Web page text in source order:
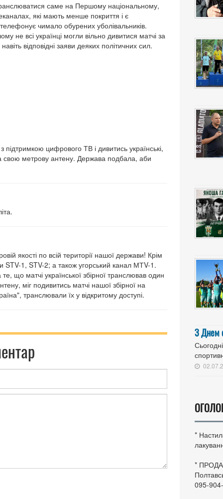
саме на Першому національному,
які мають менше покриття і є
чимало обурених уболівальників.
не всі українці могли вільно дивитися матчі за
відповідні заяви деяких політичних сил.
цифрового ТВ і дивитись українські,
свою метрову антену. Держава подбала, аби
якості по всій території нашої держави! Крім
STV-1, STV-2; а також угорський канал МТV-1.
що матчі української збірної транслював один
міг подивитись матчі нашої збірної на
транслювали їх у відкритому доступі.
З Днем
*
*
095-